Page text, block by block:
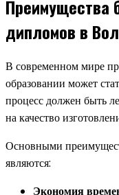
Преимущества
дипломов в
В современном мире
образовании может
процесс должен быть
на качество
Основными
являются:
Экономия